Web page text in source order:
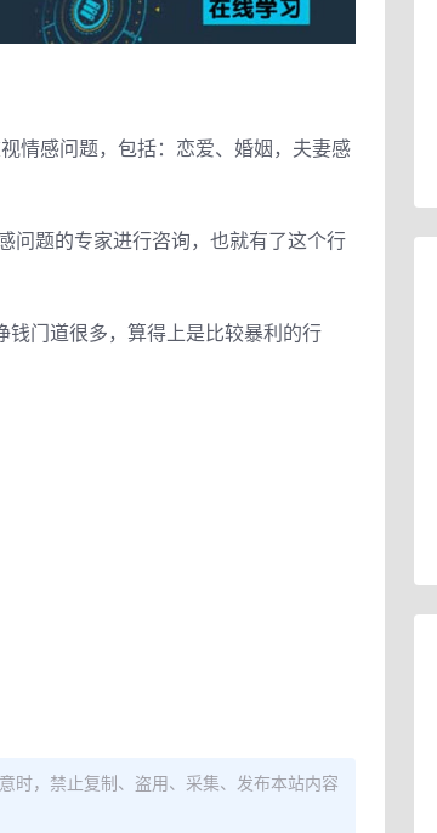
情感问题，包括：恋爱、婚姻，夫妻感
问题的专家进行咨询，也就有了这个行
钱门道很多，算得上是比较暴利的行
时，禁止复制、盗用、采集、发布本站内容